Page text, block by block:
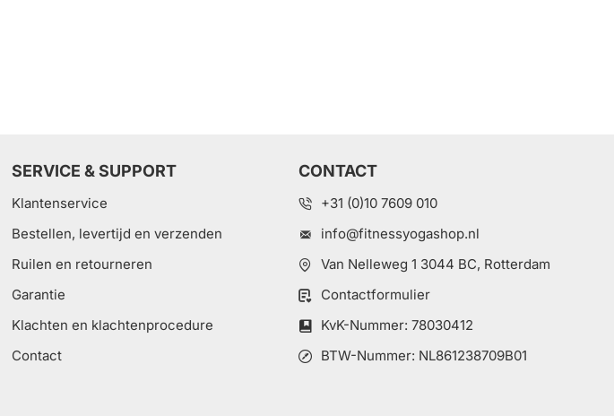
SERVICE & SUPPORT
Klantenservice
Bestellen, levertijd en verzenden
Ruilen en retourneren
Garantie
Klachten en klachtenprocedure
Contact
CONTACT
+31 (0)10 7609 010
info@fitnessyogashop.nl
Van Nelleweg 1 3044 BC, Rotterdam
Contactformulier
KvK-Nummer: 78030412
BTW-Nummer: NL861238709B01